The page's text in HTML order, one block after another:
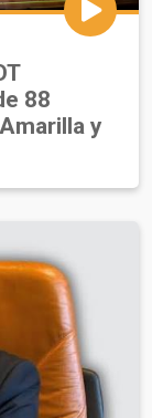
88
y